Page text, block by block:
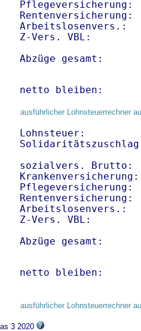
Arbeitslosenvers.:
Z-Vers. VBL:
Abzüge gesamt:
netto
ausführlicher Lohnsteuerrechner
Lohnsteuer:
sozialvers. Brutto:
Arbeitslosenvers.:
Z-Vers. VBL:
Abzüge gesamt:
netto
ausführlicher Lohnsteuerrechner
3 2020